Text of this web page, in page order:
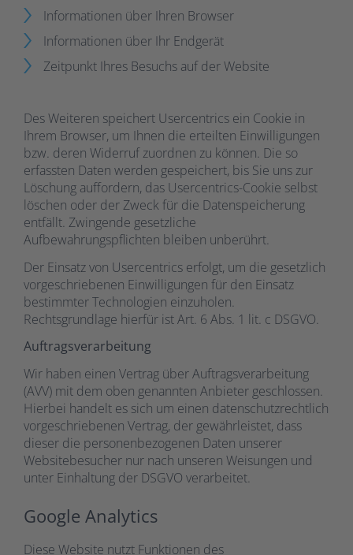
Informationen über Ihren Browser
Informationen über Ihr Endgerät
Zeitpunkt Ihres Besuchs auf der Website
Des Weiteren speichert Usercentrics ein Cookie in
Ihrem Browser, um Ihnen die erteilten Einwilligungen
bzw. deren Widerruf zuordnen zu können. Die so
erfassten Daten werden gespeichert, bis Sie uns zur
Löschung auffordern, das Usercentrics-Cookie selbst
löschen oder der Zweck für die Datenspeicherung
entfällt. Zwingende gesetzliche
Aufbewahrungspflichten bleiben unberührt.
Der Einsatz von Usercentrics erfolgt, um die gesetzlich
vorgeschriebenen Einwilligungen für den Einsatz
bestimmter Technologien einzuholen.
Rechtsgrundlage hierfür ist Art. 6 Abs. 1 lit. c DSGVO.
Auftragsverarbeitung
Wir haben einen Vertrag über Auftragsverarbeitung
(AVV) mit dem oben genannten Anbieter geschlossen.
Hierbei handelt es sich um einen datenschutzrechtlich
vorgeschriebenen Vertrag, der gewährleistet, dass
dieser die personenbezogenen Daten unserer
Websitebesucher nur nach unseren Weisungen und
unter Einhaltung der DSGVO verarbeitet.
Google Analytics
Diese Website nutzt Funktionen des